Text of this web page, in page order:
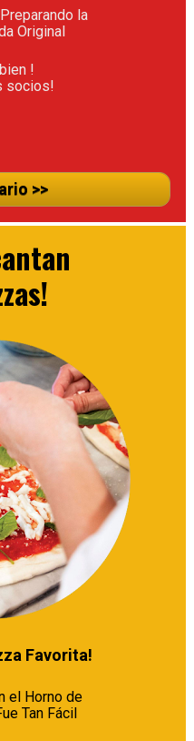
la
Original
!
socios!
>>
Favorita!
el Horno de
Tan Fácil